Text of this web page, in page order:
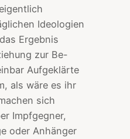
Ideologien
Ergebnis
zur Be-
Aufgeklärte
als wäre es ihr
sich
Impfgegner,
oder Anhänger